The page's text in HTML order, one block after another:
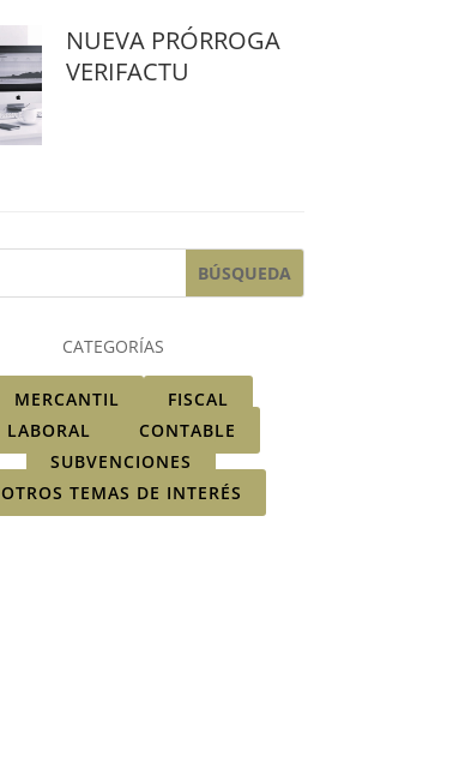
NUEVA PRÓRROGA
VERIFACTU
CATEGORÍAS
MERCANTIL
FISCAL
LABORAL
CONTABLE
SUBVENCIONES
OTROS TEMAS DE INTERÉS